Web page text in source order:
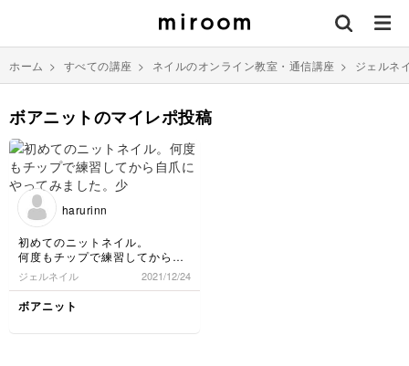
ホーム > すべての講座 > ネイルのオンライン教室・通信講座 > ジェルネ
ボアニットのマイレポ投稿
harurinn
初めてのニットネイル。
何度もチップで練習してから自
爪にやってみました。少し失敗
のところもあるけど、可愛くで
きたと思います。
先生の説明が丁寧でわかりやす
ジェルネイル 2021/12/24
ボアニット